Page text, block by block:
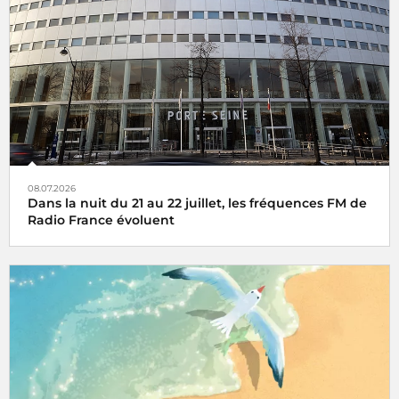
08.07.2026
Dans la nuit du 21 au 22 juillet, les fréquences FM de
Radio France évoluent